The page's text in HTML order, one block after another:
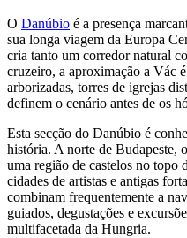
O Danúbio é a presença
sua longa viagem da Europa
cria tanto um corredor natural
cruzeiro, a aproximação a Vác
arborizadas, torres de igrejas
definem o cenário antes de os
Esta secção do Danúbio é
história. A norte de Budapeste,
uma região de castelos no topo
cidades de artistas e antigas
combinam frequentemente a
guiados, degustações e
multifacetada da Hungria.